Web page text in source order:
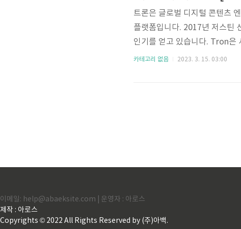
트론은 글로벌 디지털 콘텐츠
플랫폼입니다. 2017년 저스틴
인기를 얻고 있습니다. Tron은
산형 인터넷을 만드는 것을 목
알리바바의 설립자인 마윈의
카테고리 없음 2023. 3. 15. 03:00
이메일: help@abaeksite.com | 운영자 : 아로스
제작 : 아로스
Copyrights © 2022 All Rights Reserved by (주)아백.